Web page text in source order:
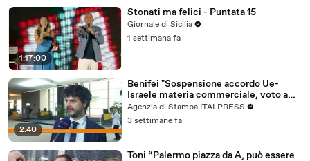
1:17:00
Stonati ma felici - Puntata 15
Giornale di Sicilia
1 settimana fa
2:40
Benifei "Sospensione accordo Ue-
Israele materia commerciale, voto a
maggioranza"
Agenzia di Stampa ITALPRESS
3 settimane fa
Toni “Palermo piazza da A, può essere